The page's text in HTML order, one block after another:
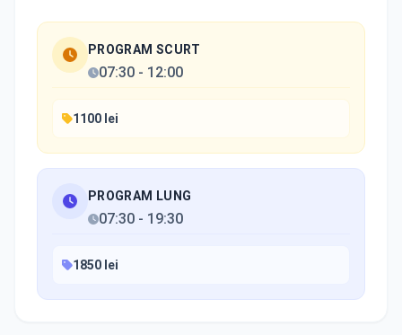
PROGRAM SCURT
07:30 - 12:00
1100 lei
PROGRAM LUNG
07:30 - 19:30
1850 lei